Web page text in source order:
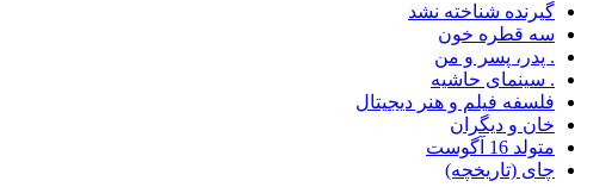
گیرنده شناخته نشد
سه قطره خون
. پدر، پسر و من
. سینمای حاشیه
فلسفه فیلم و هنر دیجیتال
خان و دیگران
متولد 16 آگوست
چای (تاریخچه)